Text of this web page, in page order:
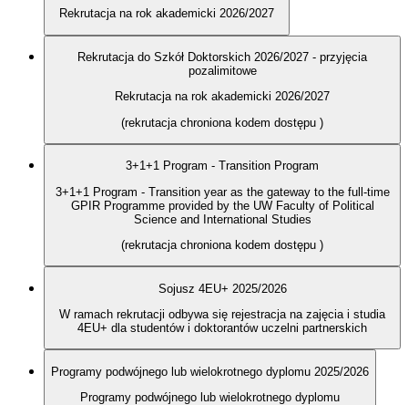
Rekrutacja na rok akademicki 2026/2027
Rekrutacja do Szkół Doktorskich 2026/2027 - przyjęcia
pozalimitowe
Rekrutacja na rok akademicki 2026/2027
(rekrutacja chroniona kodem dostępu )
3+1+1 Program - Transition Program
3+1+1 Program - Transition year as the gateway to the full-time
GPIR Programme provided by the UW Faculty of Political
Science and International Studies
(rekrutacja chroniona kodem dostępu )
Sojusz 4EU+ 2025/2026
W ramach rekrutacji odbywa się rejestracja na zajęcia i studia
4EU+ dla studentów i doktorantów uczelni partnerskich
Programy podwójnego lub wielokrotnego dyplomu 2025/2026
Programy podwójnego lub wielokrotnego dyplomu